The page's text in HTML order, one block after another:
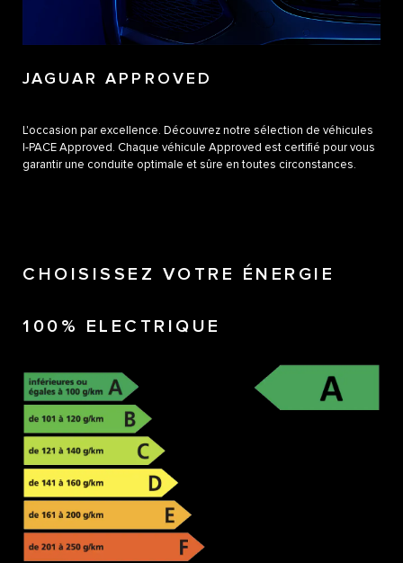
JAGUAR APPROVED
L'occasion par excellence. Découvrez notre sélection de véhicules
I-PACE Approved. Chaque véhicule Approved est certifié pour vous
garantir une conduite optimale et sûre en toutes circonstances.
CHOISISSEZ VOTRE ÉNERGIE
100% ELECTRIQUE